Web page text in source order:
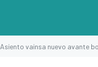
Asiento vainsa nuevo avante